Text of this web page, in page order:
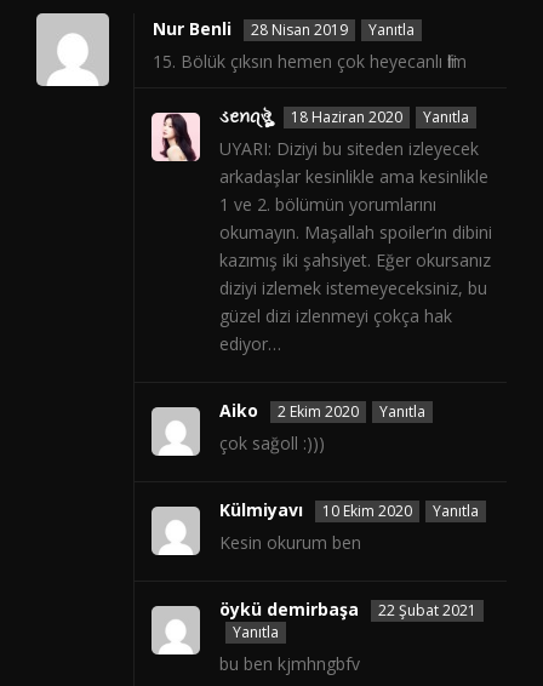
Nur Benli 28 Nisan 2019 Yanıtla
15. Bölük çıksın hemen çok heyecanlı film
ડꫀꪀꪖঔৣ 18 Haziran 2020 Yanıtla
UYARI: Diziyi bu siteden izleyecek
arkadaşlar kesinlikle ama kesinlikle
1 ve 2. bölümün yorumlarını
okumayın. Maşallah spoiler’ın dibini
kazımış iki şahsiyet. Eğer okursanız
diziyi izlemek istemeyeceksiniz, bu
güzel dizi izlenmeyi çokça hak
ediyor…
Aiko 2 Ekim 2020 Yanıtla
çok sağoll :)))
Külmiyavı 10 Ekim 2020 Yanıtla
Kesin okurum ben
öykü demirbaşa
22 Şubat 2021
Yanıtla
bu ben kjmhngbfv